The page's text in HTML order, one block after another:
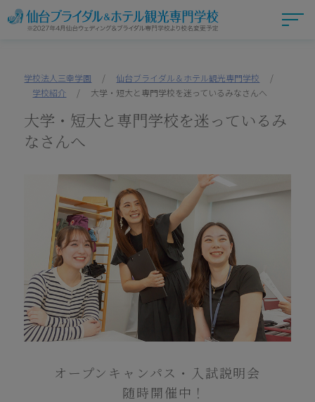
学校法人三幸学園 / 仙台ブライダル＆ホテル観光専門学校
/
学校紹介
/ 大学・短大と専門学校を迷っているみなさんへ
大学・短大と専門学校を迷っているみ
なさんへ
オープンキャンパス・入試説明会
随時開催中！